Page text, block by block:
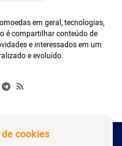
em geral, tecnologias,
é compartilhar conteúdo de
e interessados em um
e evoluído.
cookies